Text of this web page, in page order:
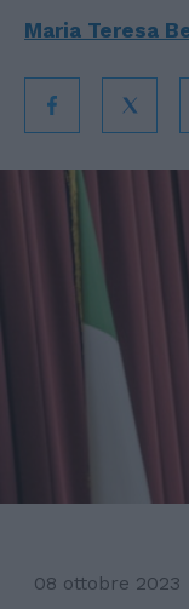
Maria Teresa
08 ottobre 2023